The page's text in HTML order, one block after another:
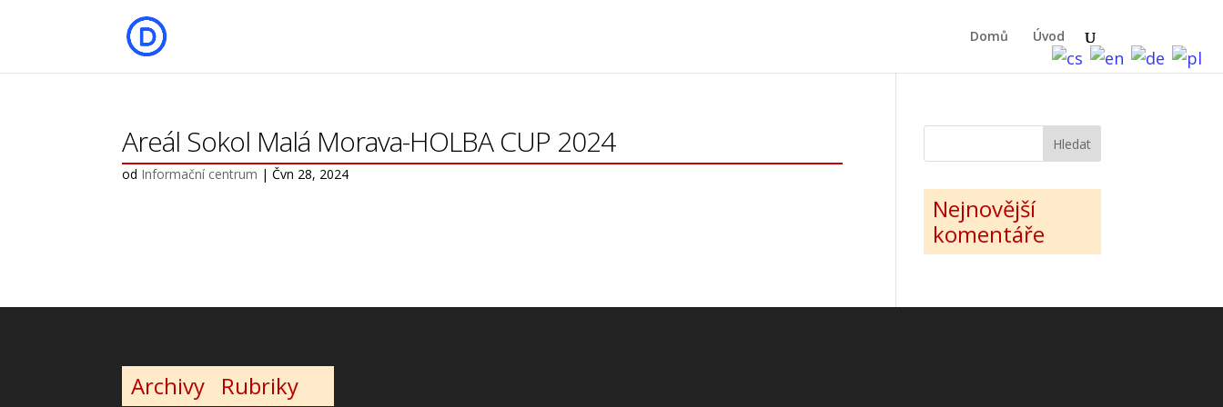
Domů Úvod
Areál Sokol Malá Morava-HOLBA CUP 2024
od Informační centrum |Čvn 28, 2024
Nejnovější
komentáře
Archivy Rubriky